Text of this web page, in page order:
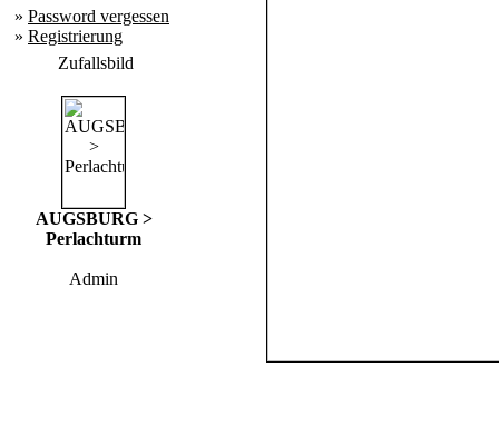
» Password vergessen
» Registrierung
Zufallsbild
AUGSBURG >
Perlachturm
Admin